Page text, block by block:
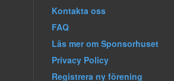
Kontakta oss
FAQ
Läs mer om Sponsorhuset
Privacy Policy
Registrera ny förening